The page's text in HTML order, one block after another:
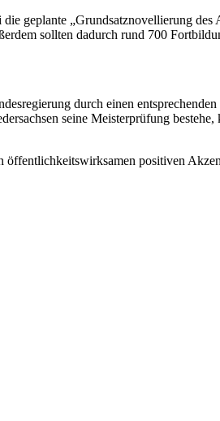
geplante „Grundsatznovellierung
sollten dadurch rund 700
durch einen
seine Meisterprüfung
positiven